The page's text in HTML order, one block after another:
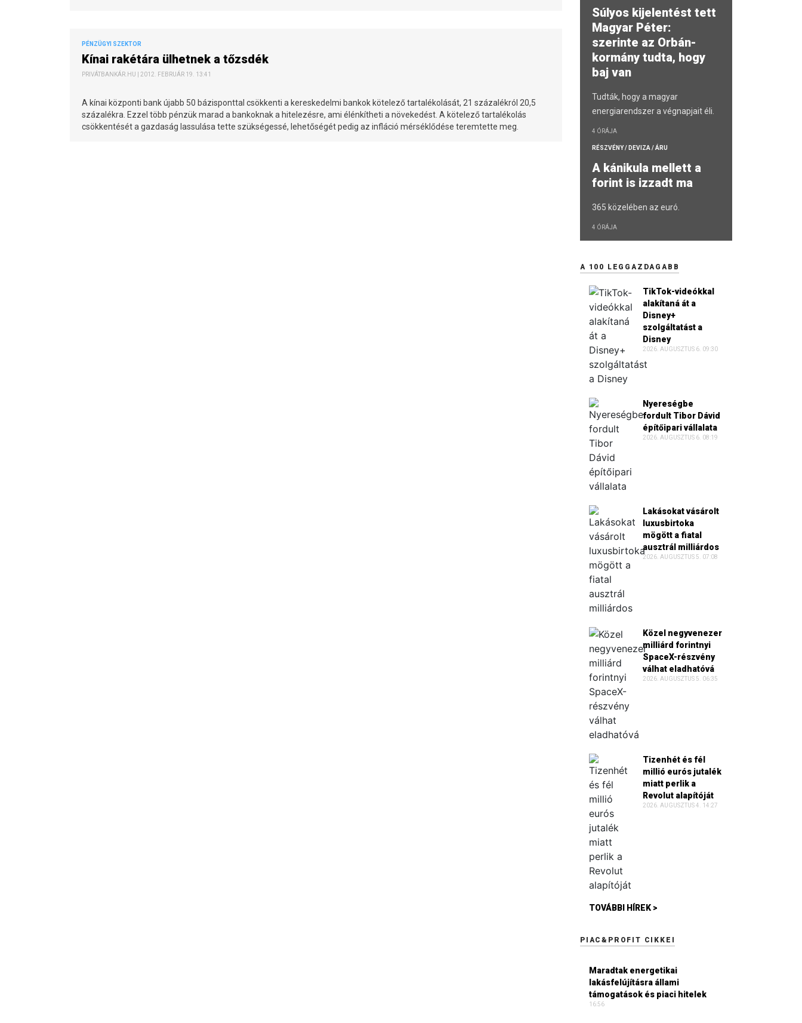
PÉNZÜGYI SZEKTOR
Kínai rakétára ülhetnek a tőzsdék
PRIVÁTBANKÁR.HU | 2012. FEBRUÁR 19. 13:41
A kínai központi bank újabb 50 bázisponttal csökkenti a kereskedelmi bankok kötelező tartalékolását, 21 százalékról 20,5
százalékra. Ezzel több pénzük marad a bankoknak a hitelezésre, ami élénkítheti a növekedést. A kötelező tartalékolás
csökkentését a gazdaság lassulása tette szükségessé, lehetőségét pedig az infláció mérséklődése teremtette meg.
Súlyos kijelentést tett
Magyar Péter:
szerinte az Orbán-
kormány tudta, hogy
baj van
Tudták, hogy a magyar
energiarendszer a végnapjait éli.
4 ÓRÁJA
RÉSZVÉNY / DEVIZA / ÁRU
A kánikula mellett a
forint is izzadt ma
365 közelében az euró.
4 ÓRÁJA
A 100 LEGGAZDAGABB
TikTok-videókkal
alakítaná át a
Disney+
szolgáltatást a
Disney
2026. AUGUSZTUS 6. 09:30
Nyereségbe
fordult Tibor Dávid
építőipari vállalata
2026. AUGUSZTUS 6. 08:19
Lakásokat vásárolt
luxusbirtoka
mögött a fiatal
ausztrál milliárdos
2026. AUGUSZTUS 5. 07:08
Közel negyvenezer
milliárd forintnyi
SpaceX-részvény
válhat eladhatóvá
2026. AUGUSZTUS 5. 06:35
Tizenhét és fél
millió eurós jutalék
miatt perlik a
Revolut alapítóját
2026. AUGUSZTUS 4. 14:27
TOVÁBBI HÍREK >
PIAC&PROFIT CIKKEI
Maradtak energetikai
lakásfelújításra állami
támogatások és piaci hitelek
16:56